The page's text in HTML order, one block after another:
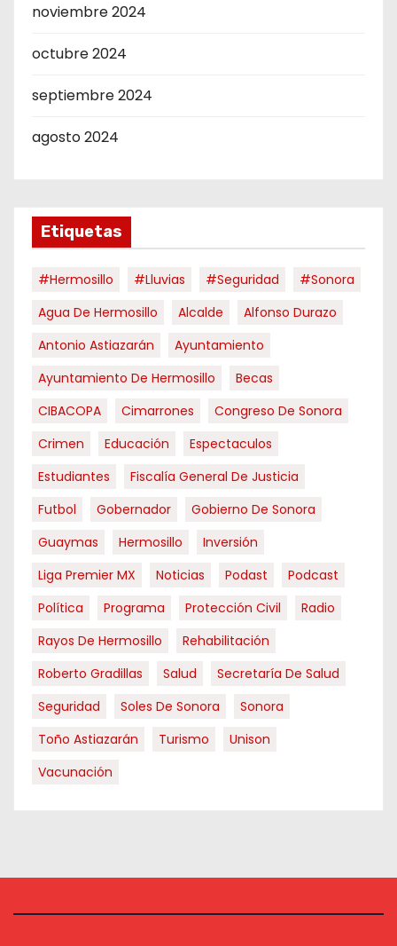
noviembre 2024
octubre 2024
septiembre 2024
agosto 2024
Etiquetas
#hermosillo #Lluvias #Seguridad
#Sonora
Agua De Hermosillo
Alcalde
Alfonso Durazo
Antonio Astiazarán
Ayuntamiento
Ayuntamiento De Hermosillo
Becas
CIBACOPA
Cimarrones
Congreso De Sonora
Crimen
Educación
Espectaculos
Estudiantes
Fiscalía General De Justicia
Futbol
Gobernador
Gobierno De Sonora
Guaymas
Hermosillo
Inversión
Liga Premier MX
Noticias Podast
Podcast
Política
Programa Protección Civil
Radio
Rayos De Hermosillo
Rehabilitación
Roberto Gradillas
Salud
Secretaría De Salud
Seguridad
Soles De Sonora
Sonora
Toño Astiazarán
Turismo
Unison
Vacunación